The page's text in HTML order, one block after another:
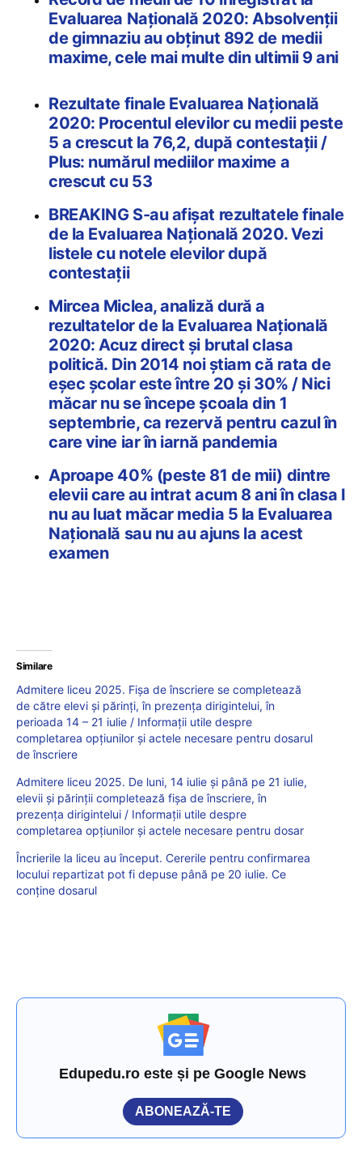
Evaluarea Națională 2020: Absolvenții
de gimnaziu au obținut 892 de medii
maxime, cele mai multe din ultimii 9 ani
Rezultate finale Evaluarea Națională
2020: Procentul elevilor cu medii peste
5 a crescut la 76,2, după contestații /
Plus: numărul mediilor maxime a
crescut cu 53
BREAKING S-au afișat rezultatele finale
de la Evaluarea Națională 2020. Vezi
listele cu notele elevilor după
contestații
Mircea Miclea, analiză dură a
rezultatelor de la Evaluarea Națională
2020: Acuz direct și brutal clasa
politică. Din 2014 noi știam că rata de
eșec școlar este între 20 și 30% / Nici
măcar nu se începe școala din 1
septembrie, ca rezervă pentru cazul în
care vine iar în iarnă pandemia
Aproape 40% (peste 81 de mii) dintre
elevii care au intrat acum 8 ani în clasa I
nu au luat măcar media 5 la Evaluarea
Naţională sau nu au ajuns la acest
examen
Similare
Admitere liceu 2025. Fișa de înscriere se completează
de către elevi și părinți, în prezența dirigintelui, în
perioada 14 – 21 iulie / Informații utile despre
completarea opțiunilor și actele necesare pentru dosarul
de înscriere
Admitere liceu 2025. De luni, 14 iulie și până pe 21 iulie,
elevii și părinții completează fișa de înscriere, în
prezența dirigintelui / Informații utile despre
completarea opțiunilor și actele necesare pentru dosar
Încrierile la liceu au început. Cererile pentru confirmarea
locului repartizat pot fi depuse până pe 20 iulie. Ce
conține dosarul
Edupedu.ro este și pe Google News
ABONEAZĂ-TE